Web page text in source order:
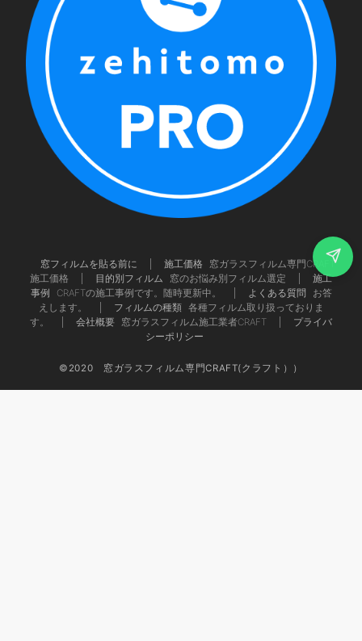
窓フィルムを貼る前に 施工価格
窓ガラスフィルム専門CRAFT
施工価格
目的別フィルム 窓のお悩み別フィルム選定
施工
事例
CRAFTの施工事例です。随時更新中。 よくある質問
お答
えします。
フィルムの種類
各種フィルム取り扱っておりま
す。
会社概要 窓ガラスフィルム施工業者CRAFT
プライバ
シーポリシー
©2020 窓ガラスフィルム専門CRAFT(クラフト））